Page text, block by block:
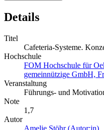
Details
Titel
Cafeteria-Systeme.
Hochschule
FOM Hochschule für
gemeinnützige GmbH,
Veranstaltung
Führungs- und
Note
1,7
Autor
Amelie Stöhr (Autor:in)